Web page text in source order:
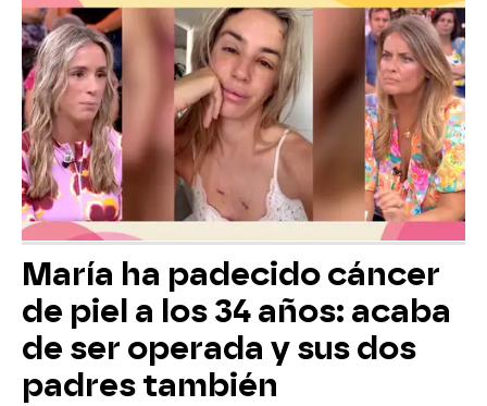
María ha padecido cáncer
de piel a los 34 años: acaba
de ser operada y sus dos
padres también